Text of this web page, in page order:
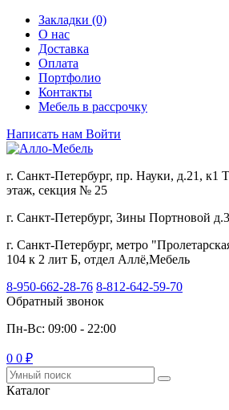
Закладки (0)
О нас
Доставка
Оплата
Портфолио
Контакты
Мебель в рассрочку
Написать нам Войти
г. Санкт-Петербург, пр. Науки, д.21, к1
этаж, секция № 25
г. Санкт-Петербург, Зины Портновой
г. Санкт-Петербург, метро
104 к 2 лит Б, отдел Аллё,Мебель
8-950-662-28-76 8-812-642-59-70
Обратный звонок
Пн-Вс: 09:00 - 22:00
0 0 ₽
Каталог